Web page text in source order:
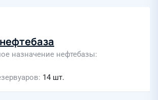
назначение нефтебазы
14 шт.